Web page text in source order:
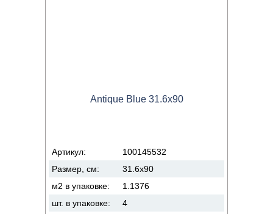
Antique Blue 31.6x90
Артикул:
100145532
Размер, см:
31.6x90
м2 в упаковке:
1.1376
шт. в упаковке:
4